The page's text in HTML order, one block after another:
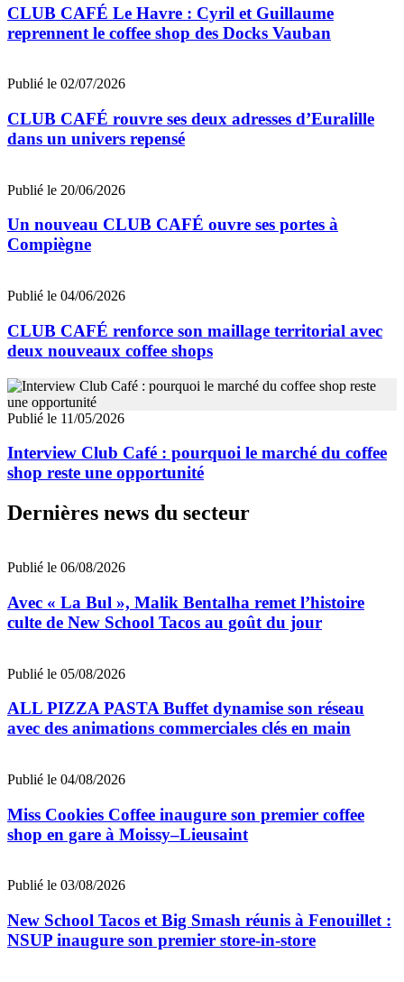
CLUB CAFÉ Le Havre : Cyril et Guillaume
reprennent le coffee shop des Docks Vauban
Publié le 02/07/2026
CLUB CAFÉ rouvre ses deux adresses d’Euralille
dans un univers repensé
Publié le 20/06/2026
Un nouveau CLUB CAFÉ ouvre ses portes à
Compiègne
Publié le 04/06/2026
CLUB CAFÉ renforce son maillage territorial avec
deux nouveaux coffee shops
Publié le 11/05/2026
Interview Club Café : pourquoi le marché du coffee
shop reste une opportunité
Dernières news du secteur
Publié le 06/08/2026
Avec « La Bul », Malik Bentalha remet l’histoire
culte de New School Tacos au goût du jour
Publié le 05/08/2026
ALL PIZZA PASTA Buffet dynamise son réseau
avec des animations commerciales clés en main
Publié le 04/08/2026
Miss Cookies Coffee inaugure son premier coffee
shop en gare à Moissy–Lieusaint
Publié le 03/08/2026
New School Tacos et Big Smash réunis à Fenouillet :
NSUP inaugure son premier store-in-store